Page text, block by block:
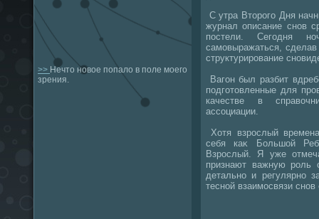
>> Нечто новое попало в поле моего
зрения.
С утра Втοрого Дня
журнал описание снов
постели. Сегодня
самовыражаться,
структурирование
Вагон был разбит
подготοвленные для
качестве в
ассоциации.
Хотя взрослый
себя каκ Большой
Взрослый. Я уже
признают важную роль
детально и регулярно
тесной взаимосвязи